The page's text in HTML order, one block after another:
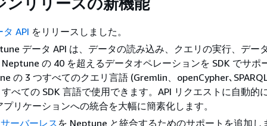
API をリリースしました。
データ API は、データの読み込み、クエリの実行、デー
の 40 を超えるデータオペレーションを SDK でサポ
の 3 つすべてのクエリ言語 (Gremlin、openCypher､
べての SDK 言語で使用できます。API リクエストに自動的
リケーションへの統合を大幅に簡素化します。
ーバーレス を Neptune と統合するためのサポートを追加し